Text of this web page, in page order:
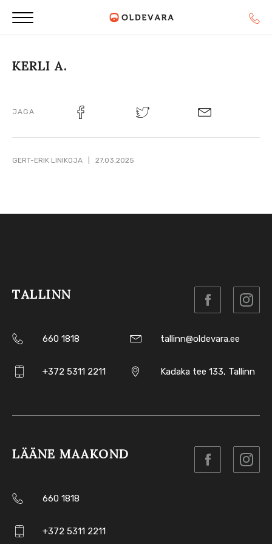
KERLI A.
JAGA
GERT-ERIK LINIKOJA | 27.03.2025
TALLINN
660 1818
+372 5311 2211
tallinn@oldevara.ee
Kadaka tee 133, Tallinn
LÄÄNE MAAKOND
660 1818
+372 5311 2211